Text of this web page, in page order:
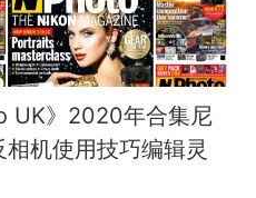
UK》2020年合集尼
机使用技巧编辑灵